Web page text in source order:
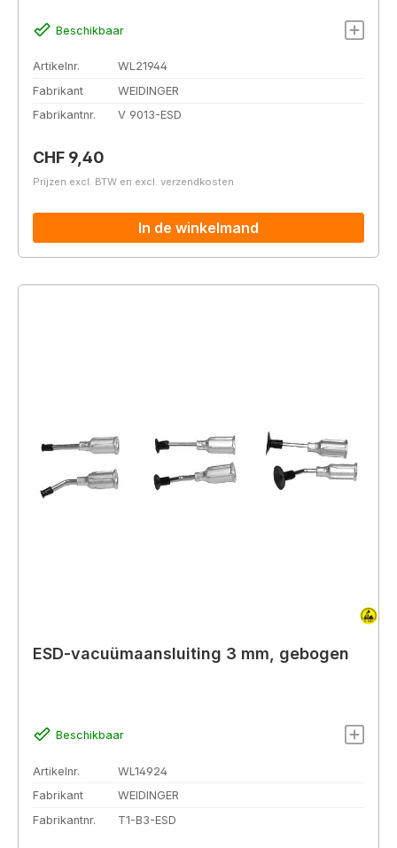
Beschikbaar
Artikelnr.
WL21944
Fabrikant
WEIDINGER
Fabrikantnr.
V 9013-ESD
Normale prijs:
CHF 9,40
Prijzen excl. BTW en excl. verzendkosten
In de winkelmand
ESD-vacuümaansluiting 3 mm, gebogen
Beschikbaar
Artikelnr.
WL14924
Fabrikant
WEIDINGER
Fabrikantnr.
T1-B3-ESD